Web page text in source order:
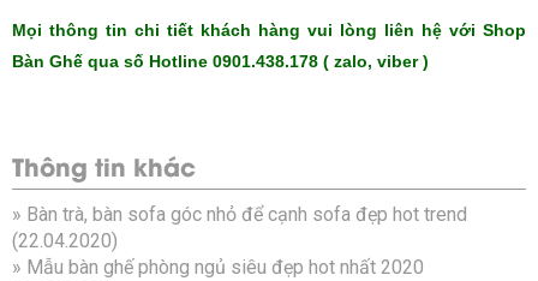
Mọi thông tin chi tiết khách hàng vui lòng liên hệ với Shop
Bàn Ghế qua số Hotline 0901.438.178 ( zalo, viber )
Thông tin khác
» Bàn trà, bàn sofa góc nhỏ để cạnh sofa đẹp hot trend
(22.04.2020)
» Mẫu bàn ghế phòng ngủ siêu đẹp hot nhất 2020